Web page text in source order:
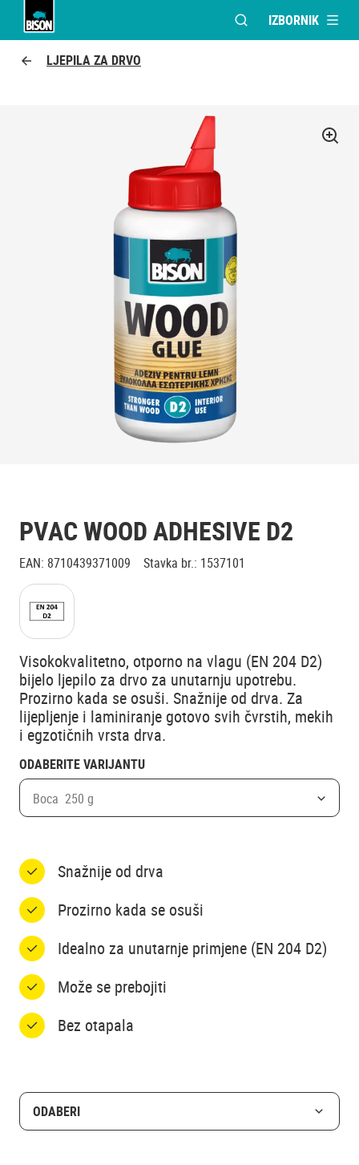
OTVORI MODALNI
IZBORNIK
LJEPILA ZA DRVO
PVAC WOOD ADHESIVE D2
EAN: 8710439371009 Stavka br.: 1537101
Visokokvalitetno, otporno na vlagu (EN 204 D2)
bijelo ljepilo za drvo za unutarnju upotrebu.
Prozirno kada se osuši. Snažnije od drva. Za
lijepljenje i laminiranje gotovo svih čvrstih, mekih
i egzotičnih vrsta drva.
ODABERITE VARIJANTU
Boca 250 g
Snažnije od drva
Prozirno kada se osuši
Idealno za unutarnje primjene (EN 204 D2)
Može se prebojiti
Bez otapala
ODABERI